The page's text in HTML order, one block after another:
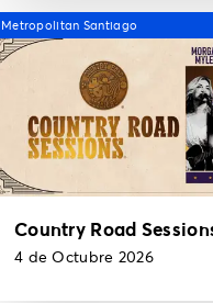
Metropolitan Santiago
Country Road
4 de Octubre 2026